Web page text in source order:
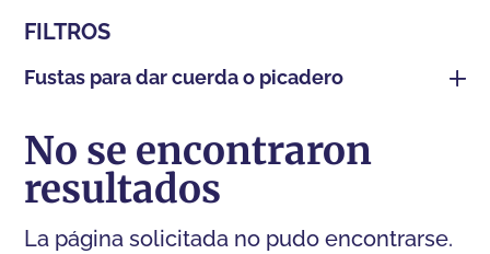
FILTROS
fustas para dar cuerda o picadero
No se encontraron
resultados
La página solicitada no pudo encontrarse.